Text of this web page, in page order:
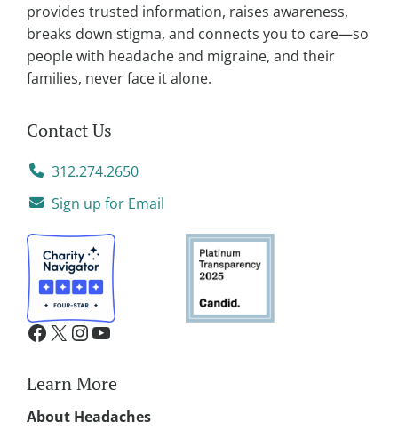
provides trusted information, raises awareness,
breaks down stigma, and connects you to care—so
people with headache and migraine, and their
families, never face it alone.
Contact Us
312.274.2650
Sign up for Email
Learn More
About Headaches